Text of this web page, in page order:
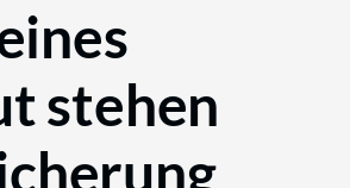
stehen